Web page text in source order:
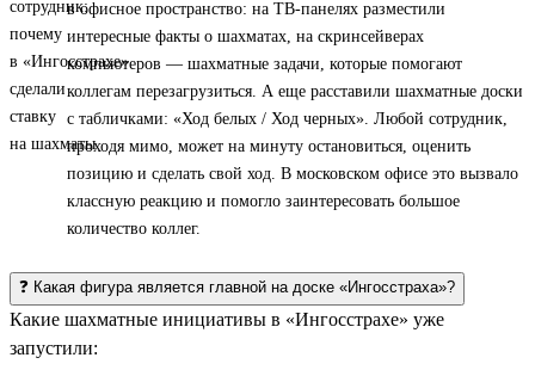
в офисное пространство: на ТВ-панелях разместили
интересные факты о шахматах, на скринсейверах
компьютеров — шахматные задачи, которые помогают
коллегам перезагрузиться. А еще расставили шахматные доски
с табличками: «Ход белых / Ход черных». Любой сотрудник,
проходя мимо, может на минуту остановиться, оценить
позицию и сделать свой ход. В московском офисе это вызвало
классную реакцию и помогло заинтересовать большое
количество коллег.
❓ Какая фигура является главной на доске «Ингосстраха»?
Какие шахматные инициативы в «Ингосстрахе» уже
запустили: